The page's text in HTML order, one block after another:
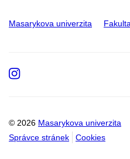
Masarykova univerzita
© 2026 Masarykova univerzita
Správce stránek
Cookies
Instagram